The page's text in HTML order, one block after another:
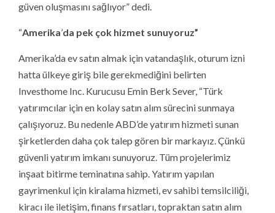
güven oluşmasını sağlıyor” dedi.
“Amerika’da pek çok hizmet sunuyoruz”
Amerika’da ev satın almak için vatandaşlık, oturum izni
hatta ülkeye giriş bile gerekmediğini belirten
Investhome Inc. Kurucusu Emin Berk Sever, “Türk
yatırımcılar için en kolay satın alım sürecini sunmaya
çalışıyoruz. Bu nedenle ABD’de yatırım hizmeti sunan
şirketlerden daha çok talep gören bir markayız. Çünkü
güvenli yatırım imkanı sunuyoruz. Tüm projelerimiz
inşaat bitirme teminatına sahip. Yatırım yapılan
gayrimenkul için kiralama hizmeti, ev sahibi temsilciliği,
kiracı ile iletişim, finans fırsatları, topraktan satın alım